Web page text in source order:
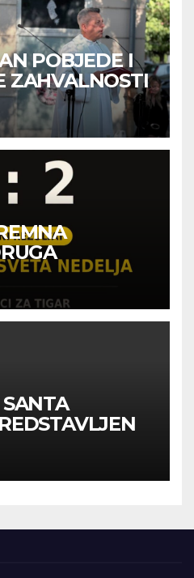
POBJEDE I
ZAHVALNOSTI